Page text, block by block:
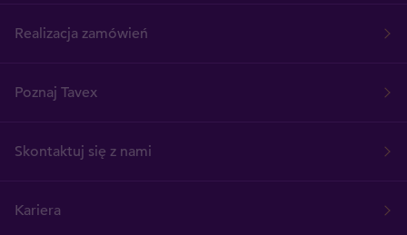
Realizacja zamówień
Poznaj Tavex
Skontaktuj się z nami
Kariera